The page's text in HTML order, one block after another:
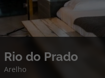
Rio do Prado
Arelho